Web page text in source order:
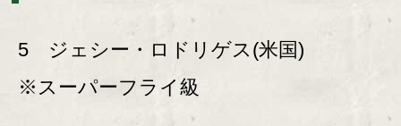
5 ジェシー・ロドリゲス(米国)
※スーパーフライ級